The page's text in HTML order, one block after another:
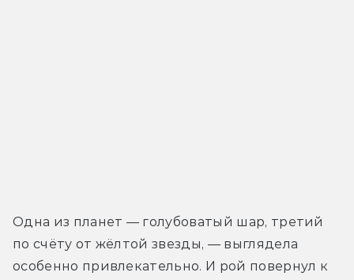
Одна из планет — голубоватый шар, третий
по счёту от жёлтой звезды, — выглядела
особенно привлекательно. И рой повернул к